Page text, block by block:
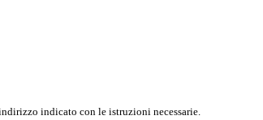
indicato con le istruzioni necessarie.